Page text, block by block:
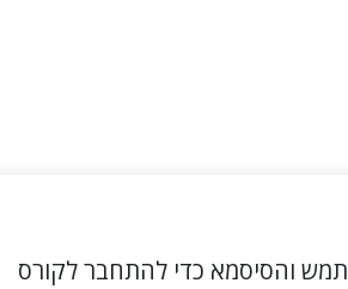
והסיסמא כדי להתחבר לקורס